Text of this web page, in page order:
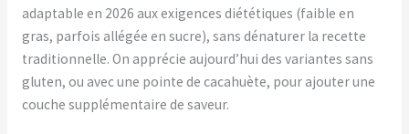
adaptable en 2026 aux exigences diététiques (faible en
gras, parfois allégée en sucre), sans dénaturer la recette
traditionnelle. On apprécie aujourd’hui des variantes sans
gluten, ou avec une pointe de cacahuète, pour ajouter une
couche supplémentaire de saveur.